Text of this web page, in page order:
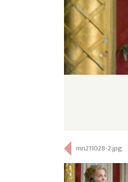
mn211028-2.jpg